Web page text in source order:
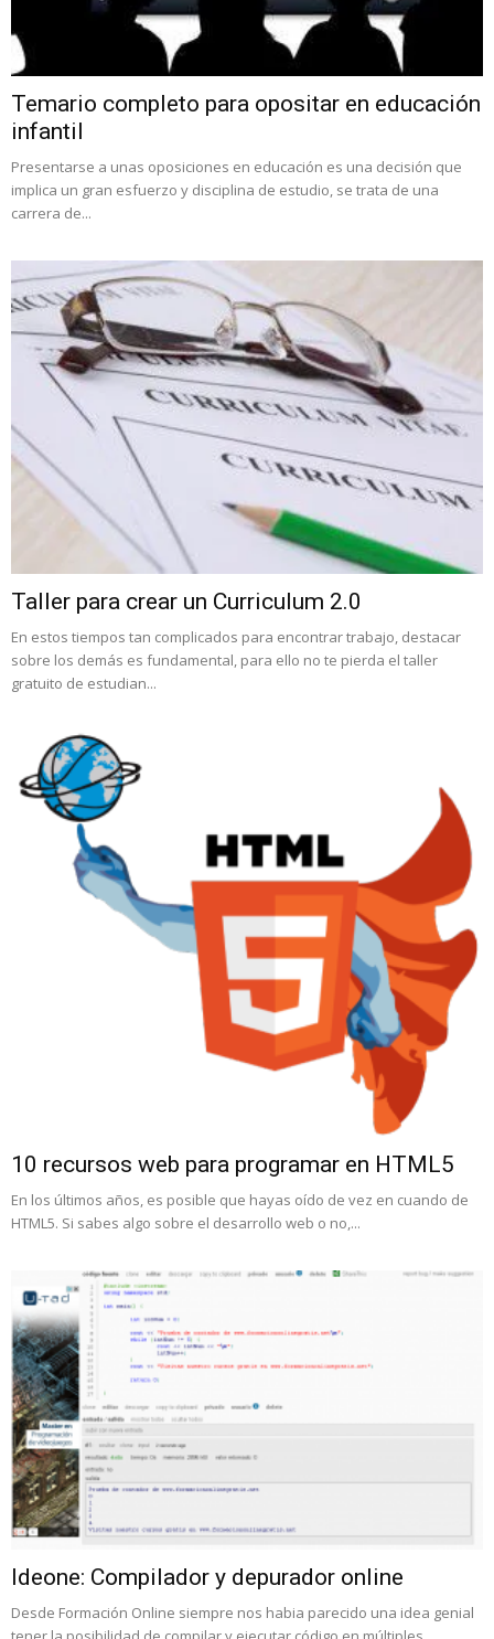
Temario completo para opositar en educación
infantil
Presentarse a unas oposiciones en educación es una decisión que
implica un gran esfuerzo y disciplina de estudio, se trata de una
carrera de...
Taller para crear un Curriculum 2.0
En estos tiempos tan complicados para encontrar trabajo, destacar
sobre los demás es fundamental, para ello no te pierda el taller
gratuito de estudian...
10 recursos web para programar en HTML5
En los últimos años, es posible que hayas oído de vez en cuando de
HTML5. Si sabes algo sobre el desarrollo web o no,...
Ideone: Compilador y depurador online
Desde Formación Online siempre nos habia parecido una idea genial